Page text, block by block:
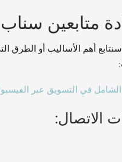
متابعين
أهم الأساليب أو الطرق
الشامل في التسويق عبر
الاتصال: